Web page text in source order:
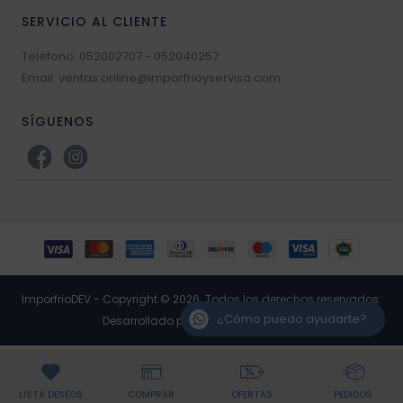
SERVICIO AL CLIENTE
Teléfono: 052002707 - 052040257
Email: ventas.online@imporfrioyservisa.com
SÍGUENOS
ImporfrioDEV - Copyright © 2026. Todos los derechos reservados.
Desarrollado por RP3 Retail Software
LISTA DESEOS COMPRAR OFERTAS PEDIDOS
¿Cómo puedo ayudarte?